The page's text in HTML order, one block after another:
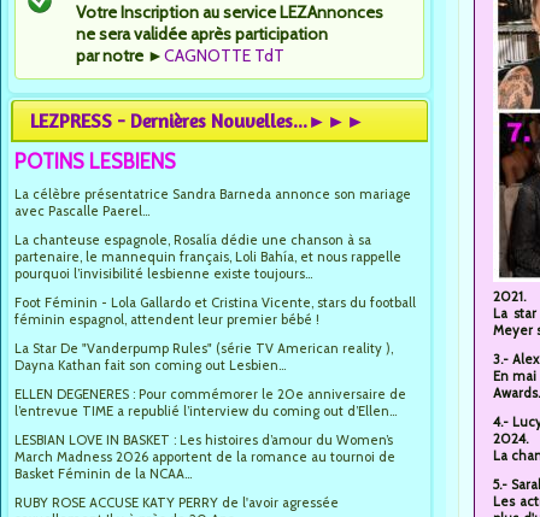
Votre Inscription au service LEZAnnonces
ne sera validée après participation
par notre ►CAGNOTTE TdT
LEZPRESS - Dernières Nouvelles...►►►
POTINS LESBIENS
La célèbre présentatrice Sandra Barneda annonce son mariage
avec Pascalle Paerel...
La chanteuse espagnole, Rosalía dédie une chanson à sa
partenaire, le mannequin français, Loli Bahía, et nous rappelle
pourquoi l’invisibilité lesbienne existe toujours...
Foot Féminin - Lola Gallardo et Cristina Vicente, stars du football
féminin espagnol, attendent leur premier bébé !
La Star De "Vanderpump Rules" (série TV American reality ),
Dayna Kathan fait son coming out Lesbien...
ELLEN DEGENERES : Pour commémorer le 20e anniversaire de
l’entrevue TIME a republié l’interview du coming out d’Ellen...
LESBIAN LOVE IN BASKET : Les histoires d’amour du Women’s
March Madness 2026 apportent de la romance au tournoi de
Basket Féminin de la NCAA...
RUBY ROSE ACCUSE KATY PERRY de l'avoir agressée
2021.
La
Meyer
3.-
En
Awards.
4.-
2024.
La
5.-
Les